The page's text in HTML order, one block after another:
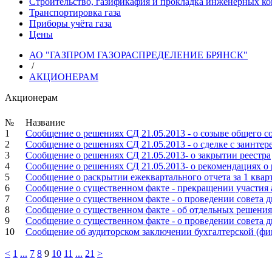
Транспортировка газа
Приборы учёта газа
Цены
АО "ГАЗПРОМ ГАЗОРАСПРЕДЕЛЕНИЕ БРЯНСК"
/
АКЦИОНЕРАМ
Акционерам
№
Название
1
Сообщение о решениях СД 21.05.2013 - о созыве общего
2
Сообщение о решениях СД 21.05.2013 - о сделке с
3
Сообщение о решениях СД 21.05.2013- о закрытии реестра
4
Сообщение о решениях СД 21.05.2013- о рекомендациях о
5
Сообщение о раскрытии ежеквартального отчета за 1
6
Сообщение о существенном факте - прекращении
7
Сообщение о существенном факте - о проведении совета
8
Сообщение о существенном факте - об отдельных
9
Сообщение о существенном факте - о проведении совета
10
Сообщение об аудиторском заключении бухгалтерской
< 1 ... 7 8 9 10 11 ... 21 >